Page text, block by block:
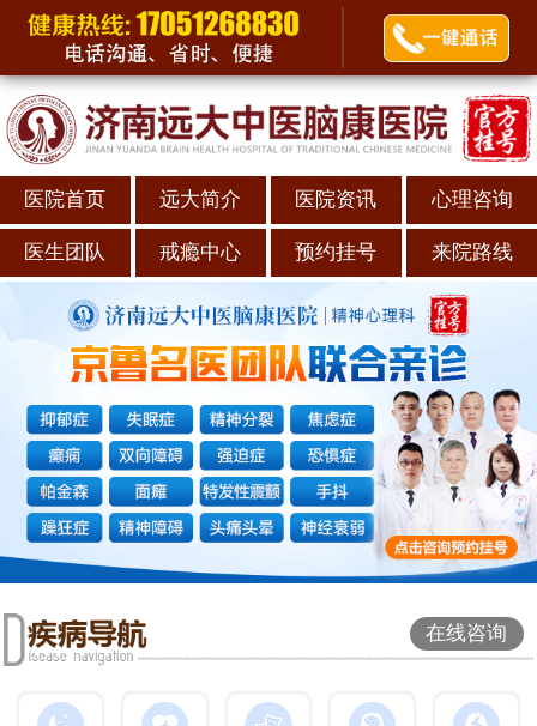
医院首页 远大简介 医院资讯 心理咨询
医生团队 戒瘾中心 预约挂号 来院路线
在线咨询